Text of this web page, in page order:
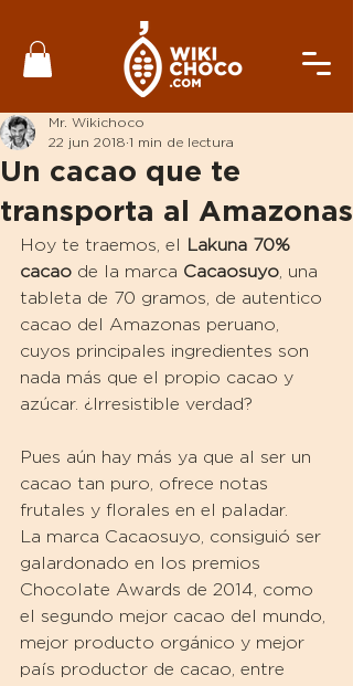
Un cacao que te
transporta al Amazonas
Mr. Wikichoco
22 jun 2018 1 min de lectura
Hoy te traemos, el
Lakuna 70%
cacao de la marca Cacaosuyo, una
tableta de 70 gramos, de autentico
cacao del Amazonas peruano,
cuyos principales ingredientes son
nada más que el propio cacao y
azúcar. ¿Irresistible verdad?
Pues aún hay más ya que al ser un
cacao tan puro, ofrece notas
frutales y florales en el paladar.
La marca Cacaosuyo, consiguió ser
galardonado en los premios
Chocolate Awards de 2014, como
el segundo mejor cacao del mundo,
mejor producto orgánico y mejor
país productor de cacao, entre